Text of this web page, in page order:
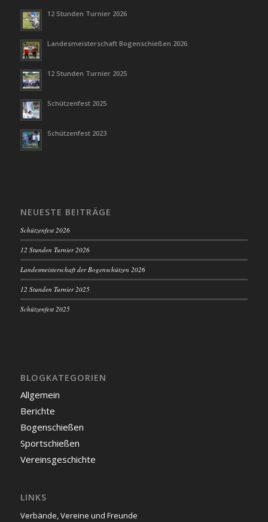
12 Stunden Turnier 2026
Landesmeisterschaft Bogenschießen 2026
12 Stunden Turnier 2025
Schützenfest 2025
Schützenfest 2023
NEUESTE BEITRÄGE
Schützenfest 2026
12 Stunden Turnier 2026
Landesmeisterschaft der Bogenschützen 2026
12 Stunden Turnier 2025
Schützenfest 2025
BLOGKATEGORIEN
Allgemein
Berichte
Bogenschießen
Sportschießen
Vereinsgeschichte
LINKS
Verbände, Vereine und Freunde